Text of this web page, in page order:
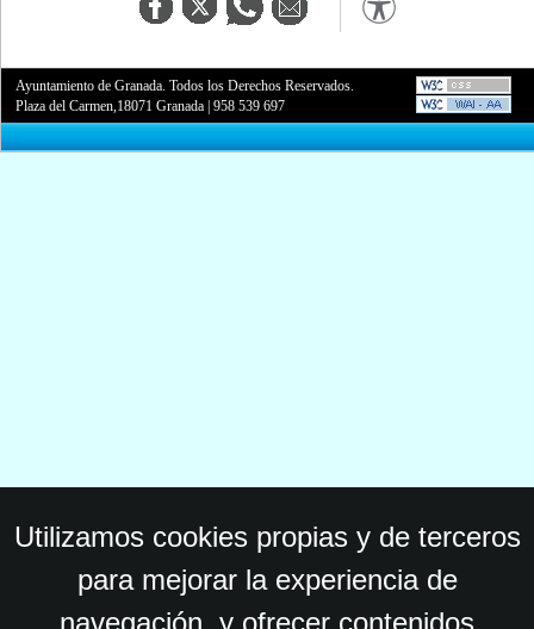
Ayuntamiento de Granada. Todos los Derechos Reservados.
Plaza del Carmen,18071 Granada |958 539 697
Utilizamos cookies propias y de terceros
para mejorar la experiencia de
navegación, y ofrecer contenidos